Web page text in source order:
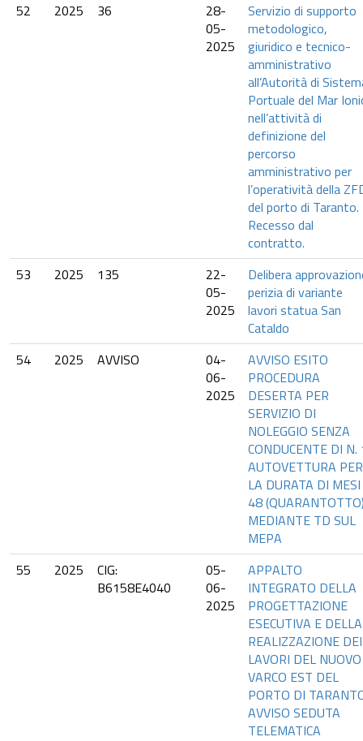
52
2025 36
28-
05-
2025
Servizio di supporto
metodologico,
giuridico e tecnico-
amministrativo
all’Autorità di
Portuale del Mar
nell’attività di
definizione del
percorso
amministrativo per
l’operatività della
del porto di Taranto.
Recesso dal
contratto.
53
2025 135
22-
05-
2025
Delibera
perizia di variante
lavori statua San
Cataldo
54
2025 AVVISO
04-
06-
2025
AVVISO ESITO
PROCEDURA
DESERTA PER
SERVIZIO DI
NOLEGGIO SENZA
CONDUCENTE DI N.
AUTOVETTURA PER
LA DURATA DI MESI
48
MEDIANTE TD SUL
MEPA
55
2025
CIG:
B6158E4040
05-
06-
2025
APPALTO
INTEGRATO DELLA
PROGETTAZIONE
ESECUTIVA E DELLA
REALIZZAZIONE DEI
LAVORI DEL NUOVO
VARCO EST DEL
PORTO DI
AVVISO SEDUTA
TELEMATICA